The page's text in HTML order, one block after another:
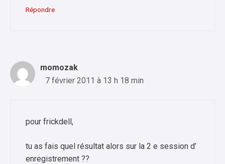
Répondre
momozak
7 février 2011 à 13 h 18 min
pour frickdell,
tu as fais quel résultat alors sur la 2 e session d’
enregistrement ??